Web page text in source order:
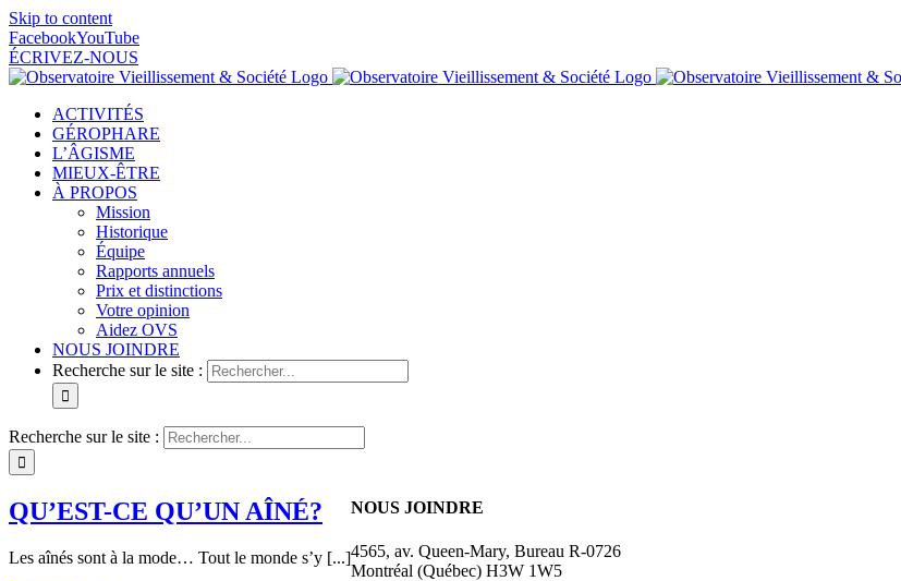
Skip to content
FacebookYouTube
ÉCRIVEZ-NOUS
ACTIVITÉS
GÉROPHARE
L’ÂGISME
MIEUX-ÊTRE
À PROPOS
Mission
Historique
Équipe
Rapports annuels
Prix et distinctions
Votre opinion
Aidez OVS
NOUS JOINDRE
Recherche sur le site :
Recherche sur le site :
QU’EST-CE QU’UN AÎNÉ?
Les aînés sont à la mode… Tout le monde s’y [...]
NOUS JOINDRE
4565, av. Queen-Mary, Bureau R-0726
Montréal (Québec) H3W 1W5